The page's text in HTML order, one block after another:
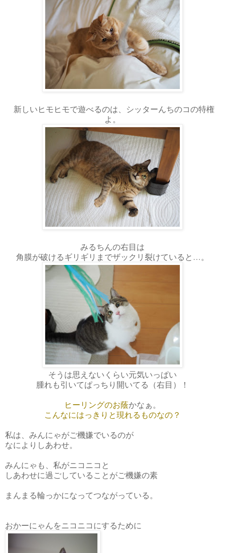
新しいヒモヒモで遊べるのは、シッターんちのコの特権
よ。
みるちんの右目は
角膜が破けるギリギリまでザックリ裂けていると…。
そうは思えないくらい元気いっぱい
腫れも引いてぱっちり開いてる（右目）！
ヒーリングのお蔭かなぁ。
こんなにはっきりと現れるものなの？
私は、みんにゃがご機嫌でいるのが
なによりしあわせ。
みんにゃも、私がニコニコと
しあわせに過ごしていることがご機嫌の素
まんまる輪っかになってつながっている。
おかーにゃんをニコニコにするために